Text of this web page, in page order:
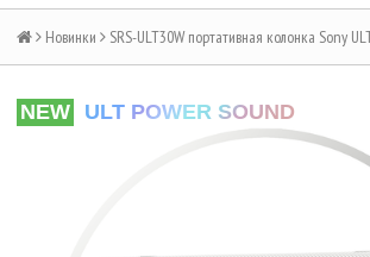
Новинки SRS-ULT30W портативная колонка Sony
NEW ULT POWER SOUND